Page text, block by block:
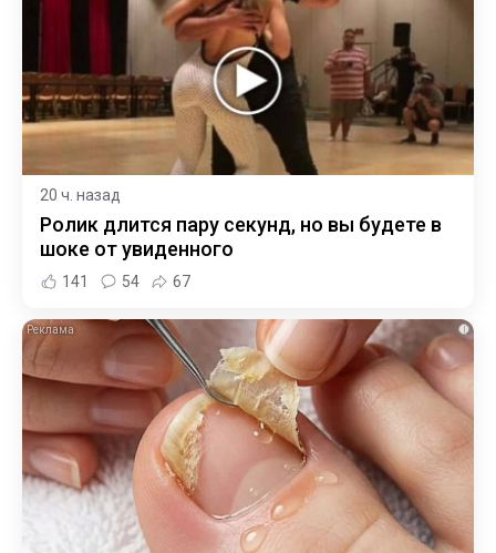
20 ч. назад
Ролик длится пару секунд, но вы будете в
шоке от увиденного
141 54 67
i